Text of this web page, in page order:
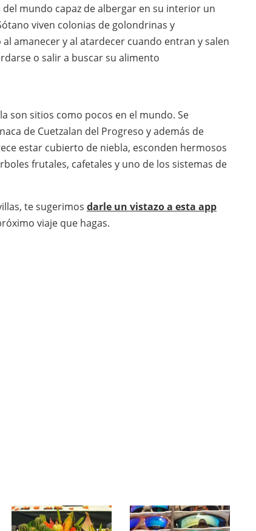
mundo capaz de albergar en su interior un
viven colonias de golondrinas y
amanecer y al atardecer cuando entran y salen
o salir a buscar su alimento
son sitios como pocos en el mundo. Se
de Cuetzalan del Progreso y además de
estar cubierto de niebla, esconden hermosos
frutales, cafetales y uno de los sistemas de
te sugerimos darle un vistazo a esta app
viaje que hagas.